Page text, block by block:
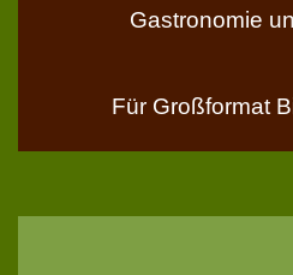
Gastronomie
Für Großformat